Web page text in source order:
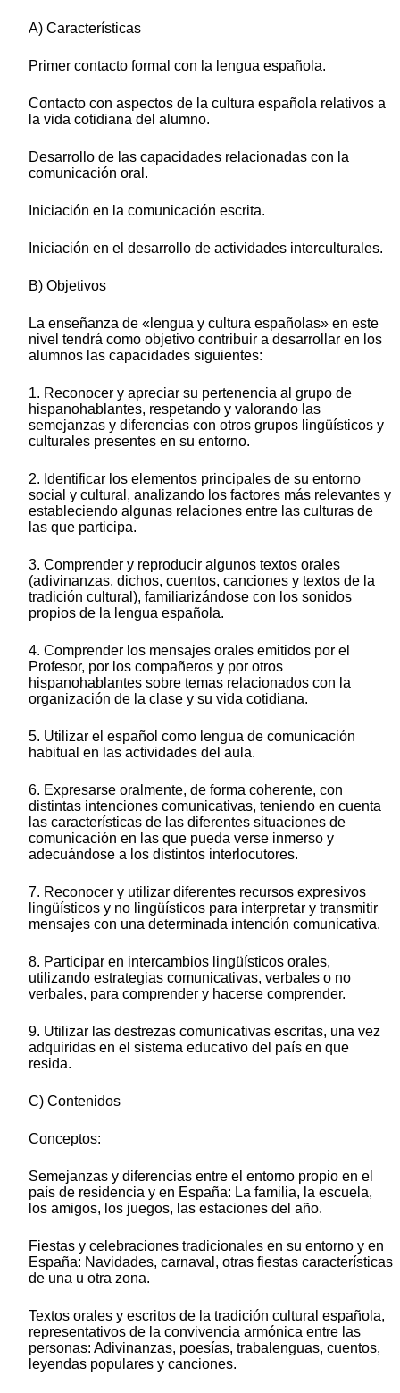
A) Características
Primer contacto formal con la lengua española.
Contacto con aspectos de la cultura española relativos a
la vida cotidiana del alumno.
Desarrollo de las capacidades relacionadas con la
comunicación oral.
Iniciación en la comunicación escrita.
Iniciación en el desarrollo de actividades interculturales.
B) Objetivos
La enseñanza de «lengua y cultura españolas» en este
nivel tendrá como objetivo contribuir a desarrollar en los
alumnos las capacidades siguientes:
1. Reconocer y apreciar su pertenencia al grupo de
hispanohablantes, respetando y valorando las
semejanzas y diferencias con otros grupos lingüísticos y
culturales presentes en su entorno.
2. Identificar los elementos principales de su entorno
social y cultural, analizando los factores más relevantes y
estableciendo algunas relaciones entre las culturas de
las que participa.
3. Comprender y reproducir algunos textos orales
(adivinanzas, dichos, cuentos, canciones y textos de la
tradición cultural), familiarizándose con los sonidos
propios de la lengua española.
4. Comprender los mensajes orales emitidos por el
Profesor, por los compañeros y por otros
hispanohablantes sobre temas relacionados con la
organización de la clase y su vida cotidiana.
5. Utilizar el español como lengua de comunicación
habitual en las actividades del aula.
6. Expresarse oralmente, de forma coherente, con
distintas intenciones comunicativas, teniendo en cuenta
las características de las diferentes situaciones de
comunicación en las que pueda verse inmerso y
adecuándose a los distintos interlocutores.
7. Reconocer y utilizar diferentes recursos expresivos
lingüísticos y no lingüísticos para interpretar y transmitir
mensajes con una determinada intención comunicativa.
8. Participar en intercambios lingüísticos orales,
utilizando estrategias comunicativas, verbales o no
verbales, para comprender y hacerse comprender.
9. Utilizar las destrezas comunicativas escritas, una vez
adquiridas en el sistema educativo del país en que
resida.
C) Contenidos
Conceptos:
Semejanzas y diferencias entre el entorno propio en el
país de residencia y en España: La familia, la escuela,
los amigos, los juegos, las estaciones del año.
Fiestas y celebraciones tradicionales en su entorno y en
España: Navidades, carnaval, otras fiestas características
de una u otra zona.
Textos orales y escritos de la tradición cultural española,
representativos de la convivencia armónica entre las
personas: Adivinanzas, poesías, trabalenguas, cuentos,
leyendas populares y canciones.